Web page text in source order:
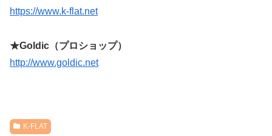
https://www.k-flat.net
★Goldic（プロショップ）
http://www.goldic.net
K-FLAT